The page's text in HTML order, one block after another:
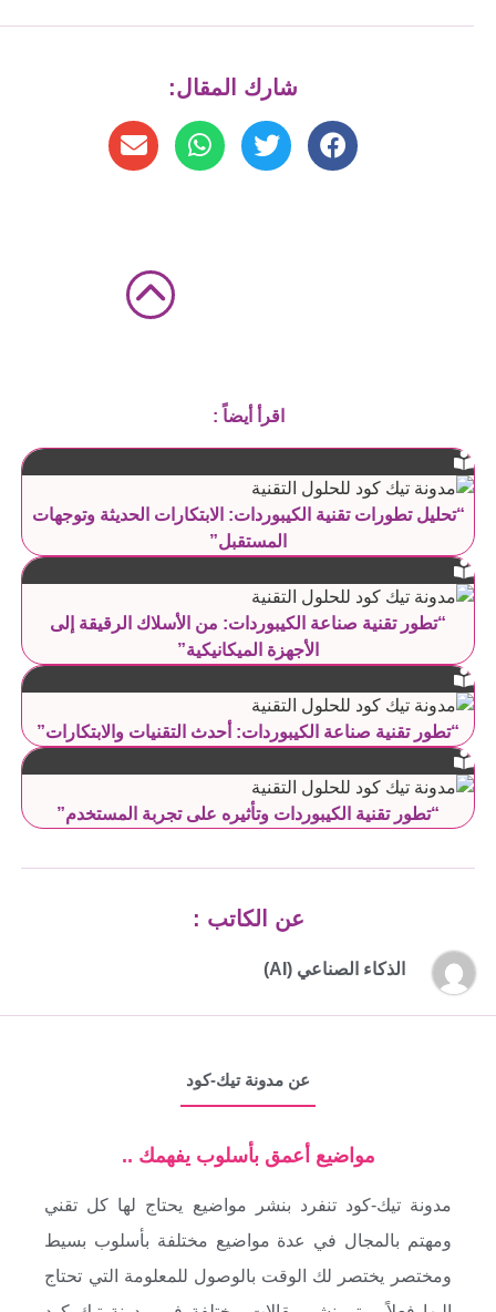
شارك المقال:
اقرأ أيضاً :
“تحليل تطورات تقنية الكيبوردات: الابتكارات الحديثة وتوجهات
المستقبل”
“تطور تقنية صناعة الكيبوردات: من الأسلاك الرقيقة إلى
الأجهزة الميكانيكية”
“تطور تقنية صناعة الكيبوردات: أحدث التقنيات والابتكارات”
“تطور تقنية الكيبوردات وتأثيره على تجربة المستخدم”
عن الكاتب :
الذكاء الصناعي (AI)
عن مدونة تيك-كود
مواضيع أعمق بأسلوب يفهمك ..
مدونة تيك-كود تنفرد بنشر مواضيع يحتاج لها كل تقني
ومهتم بالمجال في عدة مواضيع مختلفة بأسلوب بسيط
ومختصر يختصر لك الوقت بالوصول للمعلومة التي تحتاج